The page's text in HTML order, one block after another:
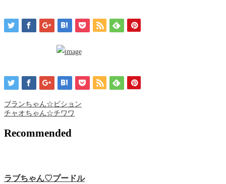
ブランちゃん☆ビション
チャオちゃん☆チワワ
Recommended
ラブちゃん♡プードル